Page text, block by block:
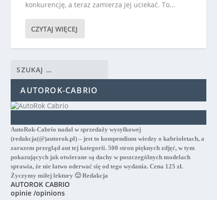
konkurencję, a teraz zamierza jej uciekać. To...
CZYTAJ WIĘCEJ
AUTOROK-CABRIO
AutoRok-Cabrio nadal w sprzedaży wysyłkowej
(redakcja(@)autorok.pl) – jest to kompendium wiedzy o kabrioletach, a
zarazem przegląd aut tej kategorii. 500 stron pięknych zdjęć, w tym
pokazujących jak otwierane są dachy w poszczególnych modelach
sprawia, że nie łatwo oderwać się od tego wydania. Cena 125 zł.
Życzymy miłej lektury 🙂 Redakcja
AUTOROK CABRIO
opinie /opinions